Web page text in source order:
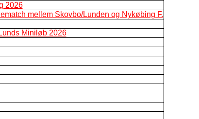
2026
mellem Skovbo/Lunden og Nykøbing F.
Miniløb 2026